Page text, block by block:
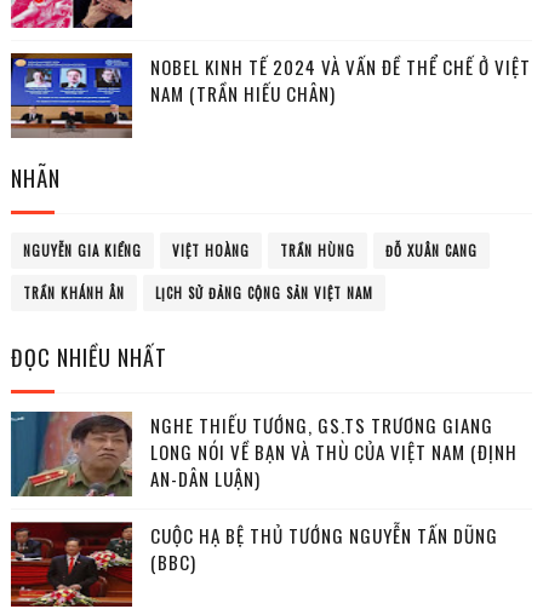
NOBEL KINH TẾ 2024 VÀ VẤN ĐỀ THỂ CHẾ Ở VIỆT
NAM (TRẦN HIẾU CHÂN)
NHÃN
NGUYỄN GIA KIỂNG VIỆT HOÀNG TRẦN HÙNG ĐỖ XUÂN CANG
TRẦN KHÁNH ÂN LỊCH SỬ ĐẢNG CỘNG SẢN VIỆT NAM
ĐỌC NHIỀU NHẤT
NGHE THIẾU TƯỚNG, GS.TS TRƯƠNG GIANG
LONG NÓI VỀ BẠN VÀ THÙ CỦA VIỆT NAM (ĐỊNH
AN-DÂN LUẬN)
CUỘC HẠ BỆ THỦ TƯỚNG NGUYỄN TẤN DŨNG
(BBC)